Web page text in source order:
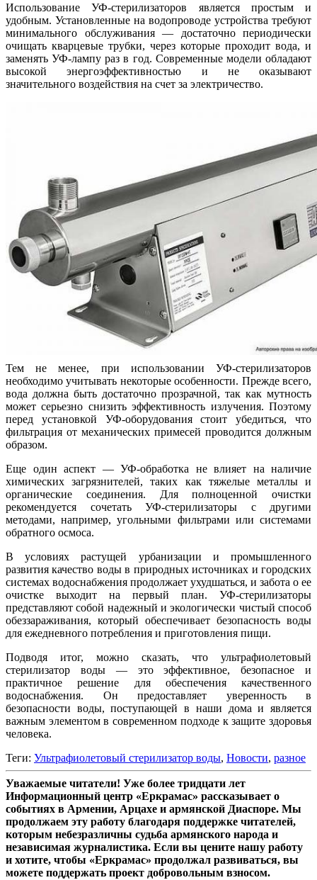
Использование УФ-стерилизаторов является простым и
удобным. Установленные на водопроводе устройства требуют
минимального обслуживания — достаточно периодически
очищать кварцевые трубки, через которые проходит вода, и
заменять УФ-лампу раз в год. Современные модели обладают
высокой энергоэффективностью и не оказывают
значительного воздействия на счет за электричество.
Тем не менее, при использовании УФ-стерилизаторов
необходимо учитывать некоторые особенности. Прежде всего,
вода должна быть достаточно прозрачной, так как мутность
может серьезно снизить эффективность излучения. Поэтому
перед установкой УФ-оборудования стоит убедиться, что
фильтрация от механических примесей проводится должным
образом.
Еще один аспект — УФ-обработка не влияет на наличие
химических загрязнителей, таких как тяжелые металлы и
органические соединения. Для полноценной очистки
рекомендуется сочетать УФ-стерилизаторы с другими
методами, например, угольными фильтрами или системами
обратного осмоса.
В условиях растущей урбанизации и промышленного
развития качество воды в природных источниках и городских
системах водоснабжения продолжает ухудшаться, и забота о ее
очистке выходит на первый план. УФ-стерилизаторы
представляют собой надежный и экологически чистый способ
обеззараживания, который обеспечивает безопасность воды
для ежедневного потребления и приготовления пищи.
Подводя итог, можно сказать, что ультрафиолетовый
стерилизатор воды — это эффективное, безопасное и
практичное решение для обеспечения качественного
водоснабжения. Он предоставляет уверенность в
безопасности воды, поступающей в наши дома и является
важным элементом в современном подходе к защите здоровья
человека.
Теги: Ультрафиолетовый стерилизатор воды, Новости, разное
Уважаемые читатели! Уже более тридцати лет
Информационный центр «Еркрамас» рассказывает о
событиях в Армении, Арцахе и армянской Диаспоре. Мы
продолжаем эту работу благодаря поддержке читателей,
которым небезразличны судьба армянского народа и
независимая журналистика. Если вы цените нашу работу
и хотите, чтобы «Еркрамас» продолжал развиваться, вы
можете поддержать проект добровольным взносом.